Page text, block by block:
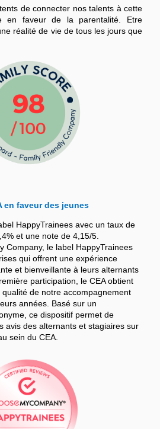
de connecter nos talents à cette
en faveur de la parentalité. Etre
réalité de vie de tous les jours que
en faveur des jeunes
HappyTrainees avec un taux de
et une note de 4,15/5.
Company, le label HappyTrainees
qui offrent une expérience
et bienveillante à leurs alternants
participation, le CEA obtient
de notre accompagnement
années. Basé sur un
ce dispositif permet de
avis des alternants et stagiaires sur
sein du CEA.